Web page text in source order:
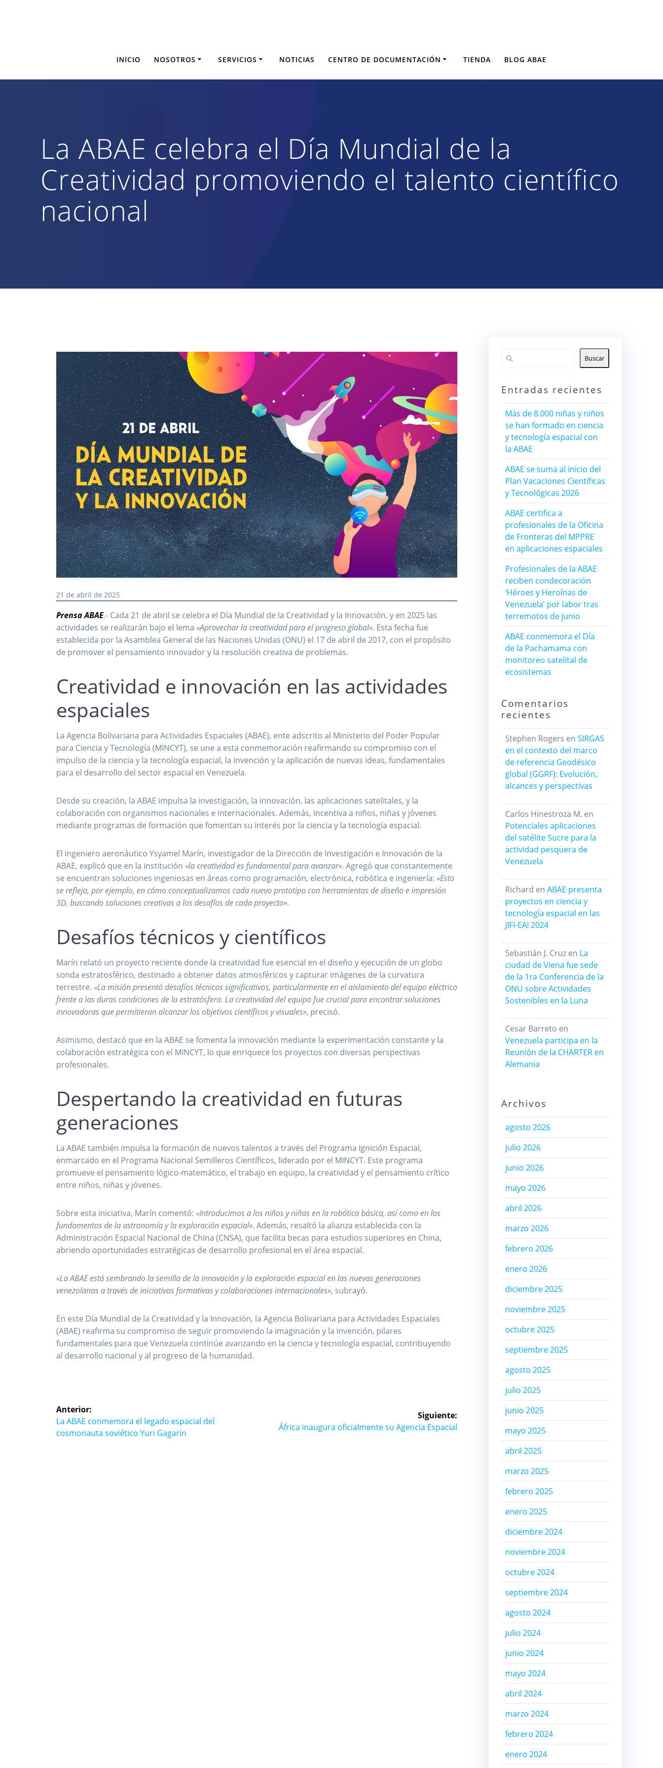
INICIO NOSOTROS SERVICIOS NOTICIAS CENTRO DE DOCUMENTACIÓN TIENDA BLOG ABAE
La ABAE celebra el Día Mundial de la
Creatividad promoviendo el talento científico
nacional
21 de abril de 2025
Prensa ABAE.- Cada 21 de abril se celebra el Día Mundial de la Creatividad y la Innovación, y en 2025 las
actividades se realizarán bajo el lema «Aprovechar la creatividad para el progreso global». Esta fecha fue
establecida por la Asamblea General de las Naciones Unidas (ONU) el 17 de abril de 2017, con el propósito
de promover el pensamiento innovador y la resolución creativa de problemas.
Creatividad e innovación en las actividades
espaciales
La Agencia Bolivariana para Actividades Espaciales (ABAE), ente adscrito al Ministerio del Poder Popular
para Ciencia y Tecnología (MINCYT), se une a esta conmemoración reafirmando su compromiso con el
impulso de la ciencia y la tecnología espacial, la invención y la aplicación de nuevas ideas, fundamentales
para el desarrollo del sector espacial en Venezuela.
Desde su creación, la ABAE impulsa la investigación, la innovación, las aplicaciones satelitales, y la
colaboración con organismos nacionales e internacionales. Además, incentiva a niños, niñas y jóvenes
mediante programas de formación que fomentan su interés por la ciencia y la tecnología espacial.
El ingeniero aeronáutico Ysyamel Marín, investigador de la Dirección de Investigación e Innovación de la
ABAE, explicó que en la institución «la creatividad es fundamental para avanzar». Agregó que constantemente
se encuentran soluciones ingeniosas en áreas como programación, electrónica, robótica e ingeniería: «Esto
se refleja, por ejemplo, en cómo conceptualizamos cada nuevo prototipo con herramientas de diseño e impresión
3D, buscando soluciones creativas a los desafíos de cada proyecto».
Desafíos técnicos y científicos
Marín relató un proyecto reciente donde la creatividad fue esencial en el diseño y ejecución de un globo
sonda estratosférico, destinado a obtener datos atmosféricos y capturar imágenes de la curvatura
terrestre. «La misión presentó desafíos técnicos significativos, particularmente en el aislamiento del equipo eléctrico
frente a las duras condiciones de la estratósfera. La creatividad del equipo fue crucial para encontrar soluciones
innovadoras que permitieran alcanzar los objetivos científicos y visuales», precisó.
Asimismo, destacó que en la ABAE se fomenta la innovación mediante la experimentación constante y la
colaboración estratégica con el MINCYT, lo que enriquece los proyectos con diversas perspectivas
profesionales.
Despertando la creatividad en futuras
generaciones
La ABAE también impulsa la formación de nuevos talentos a través del Programa Ignición Espacial,
enmarcado en el Programa Nacional Semilleros Científicos, liderado por el MINCYT. Este programa
promueve el pensamiento lógico-matemático, el trabajo en equipo, la creatividad y el pensamiento crítico
entre niños, niñas y jóvenes.
Sobre esta iniciativa, Marín comentó: «Introducimos a los niños y niñas en la robótica básica, así como en los
fundamentos de la astronomía y la exploración espacial». Además, resaltó la alianza establecida con la
Administración Espacial Nacional de China (CNSA), que facilita becas para estudios superiores en China,
abriendo oportunidades estratégicas de desarrollo profesional en el área espacial.
«La ABAE está sembrando la semilla de la innovación y la exploración espacial en las nuevas generaciones
venezolanas a través de iniciativas formativas y colaboraciones internacionales», subrayó.
En este Día Mundial de la Creatividad y la Innovación, la Agencia Bolivariana para Actividades Espaciales
(ABAE) reafirma su compromiso de seguir promoviendo la imaginación y la invención, pilares
fundamentales para que Venezuela continúe avanzando en la ciencia y tecnología espacial, contribuyendo
al desarrollo nacional y al progreso de la humanidad.
Navegación
de
Anterior:
Entrada
anterior:
La ABAE conmemora el legado espacial del
cosmonauta soviético Yuri Gagarin
Siguiente:
Siguiente
África inaugura oficialmente su Agencia Espacial
Buscar
Entradas recientes
Más de 8.000 niñas y niños
se han formado en ciencia
y tecnología espacial con
la ABAE
ABAE se suma al inicio del
Plan Vacaciones Científicas
y Tecnológicas 2026
ABAE certifica a
profesionales de la Oficina
de Fronteras del MPPRE
en aplicaciones espaciales
Profesionales de la ABAE
reciben condecoración
‘Héroes y Heroínas de
Venezuela’ por labor tras
terremotos de junio
ABAE conmemora el Día
de la Pachamama con
monitoreo satelital de
ecosistemas
Comentarios
recientes
Stephen Rogers en SIRGAS
en el contexto del marco
de referencia Geodésico
global (GGRF): Evolución,
alcances y perspectivas
Carlos Hinestroza M. en
Potenciales aplicaciones
del satélite Sucre para la
actividad pesquera de
Venezuela
Richard en ABAE presenta
proyectos en ciencia y
tecnología espacial en las
JIFI-EAI 2024
Sebastián J. Cruzen La
ciudad de Viena fue sede
de la 1ra Conferencia de la
ONU sobre Actividades
Sostenibles en la Luna
Cesar Barreto en
Venezuela participa en la
Reunión de la CHARTER en
Alemania
Archivos
agosto 2026
julio 2026
junio 2026
mayo 2026
abril 2026
marzo 2026
febrero 2026
enero 2026
diciembre 2025
noviembre 2025
octubre 2025
septiembre 2025
agosto 2025
julio 2025
junio 2025
mayo 2025
abril 2025
marzo 2025
febrero 2025
enero 2025
diciembre 2024
noviembre 2024
octubre 2024
septiembre 2024
agosto 2024
julio 2024
junio 2024
mayo 2024
abril 2024
marzo 2024
febrero 2024
enero 2024